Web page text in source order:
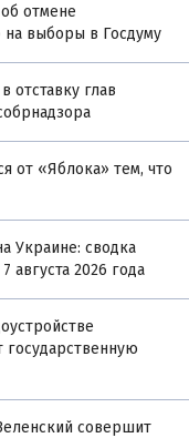
отмене
на выборы в Госдуму
отставку глав
от «Яблока» тем, что
Украине: сводка
2026 года
государственную
совершит